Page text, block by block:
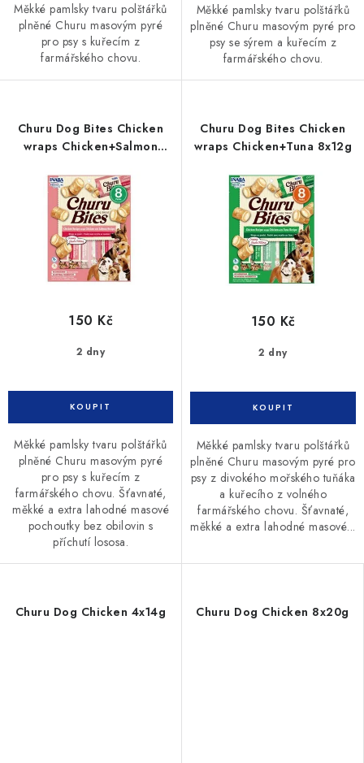
Měkké pamlsky tvaru polštářků
plněné Churu masovým pyré
pro psy s kuřecím z
farmářského chovu.
Měkké pamlsky tvaru polštářků
plněné Churu masovým pyré pro
psy se sýrem a kuřecím z
farmářského chovu.
Churu Dog Bites Chicken
wraps Chicken+Salmon
2 dny
150 Kč
Měkké pamlsky tvaru polštářků
plněné Churu masovým pyré
pro psy s kuřecím z
farmářského chovu. Šťavnaté,
měkké a extra lahodné masové
pochoutky bez obilovin s
příchutí lososa.
Churu Dog Bites Chicken
wraps Chicken+Tuna 8x12g
2 dny
150 Kč
Měkké pamlsky tvaru polštářků
plněné Churu masovým pyré pro
psy z divokého mořského tuňáka
a kuřecího z volného
farmářského chovu. Šťavnaté,
měkké a extra lahodné masové...
Churu Dog Chicken 4x14g Churu Dog Chicken 8x20g